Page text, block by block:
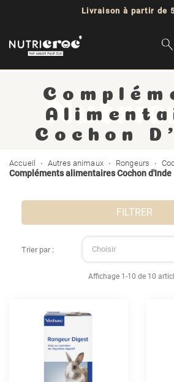
Livraison à partir de
Cochon
Accueil Autres animaux Rongeurs
Compléments alimentaires Cochon d'Inde
FILTRER
Trier par : Choisir
Affichage 1-10 de 10